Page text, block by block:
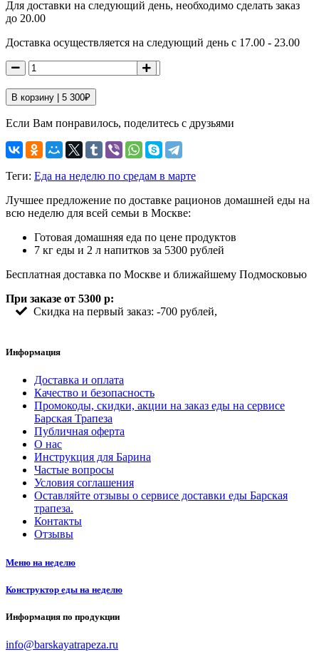
Для доставки на следующий день, необходимо сделать заказ
до 20.00
Доставка осуществляется на следующий день с 17.00 - 23.00
В корзину | 5 300₽
Если Вам понравилось, поделитесь с друзьями
Теги: Еда на неделю по средам в марте
Лучшее предложение по доставке рационов домашней еды на
всю неделю для всей семьи в Москве:
Готовая домашняя еда по цене продуктов
7 кг еды и 2 л напитков за 5300 рублей
Бесплатная доставка по Москве и ближайшему Подмосковью
При заказе от 5300 р:
Скидка на первый заказ: -700 рублей,
Информация
Доставка и оплата
Качество и безопасность
Промокоды, скидки, акции на заказ еды на сервисе
Барская Трапеза
Публичная оферта
О нас
Инструкция для Барина
Частые вопросы
Условия соглашения
Оставляйте отзывы о сервисе доставки еды Барская
трапеза.
Контакты
Отзывы
Меню на неделю
Конструктор еды на неделю
Информация по продукции
info@barskayatrapeza.ru